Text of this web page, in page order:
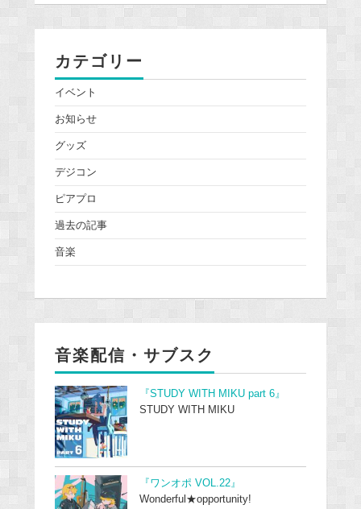
カテゴリー
イベント
お知らせ
グッズ
デジコン
ピアプロ
過去の記事
音楽
音楽配信・サブスク
『STUDY WITH MIKU part 6』
STUDY WITH MIKU
『ワンオポ VOL.22』
Wonderful★opportunity!